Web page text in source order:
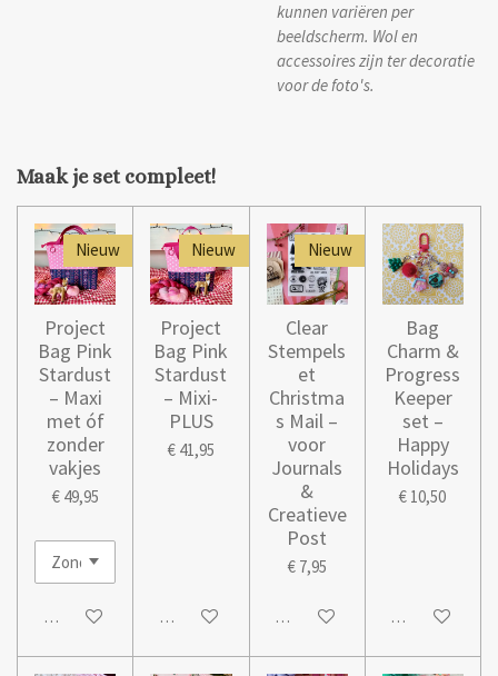
kunnen variëren per
beeldscherm. Wol en
accessoires zijn ter decoratie
voor de foto's.
Maak je set compleet!
Nieuw
Project
Bag Pink
Stardust
– Maxi
met óf
zonder
vakjes
€ 49,95
In winkelwagen
Nieuw
Project
Bag Pink
Stardust
– Mixi-
PLUS
€ 41,95
In winkelwagen
Nieuw
Clear
Stempels
et
Christma
s Mail –
voor
Journals
&
Creatieve
Post
€ 7,95
In winkelwagen
Bag
Charm &
Progress
Keeper
set –
Happy
Holidays
€ 10,50
In winkelwagen